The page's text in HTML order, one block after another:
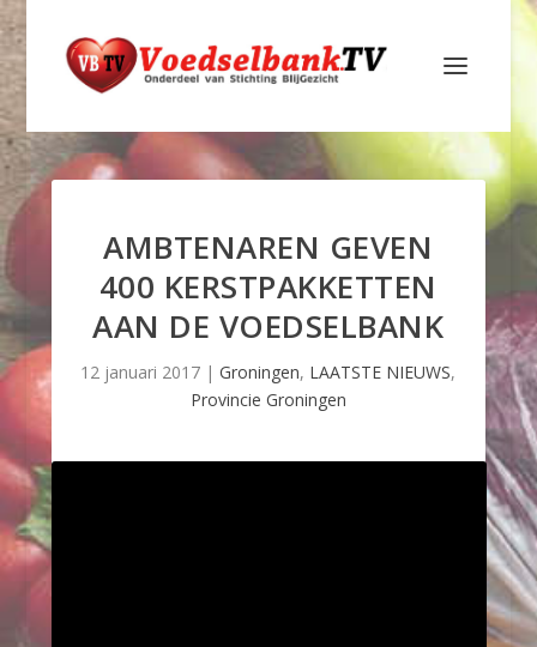
AMBTENAREN GEVEN
400 KERSTPAKKETTEN
AAN DE VOEDSELBANK
12 januari 2017 |Groningen, LAATSTE NIEUWS,
Provincie Groningen